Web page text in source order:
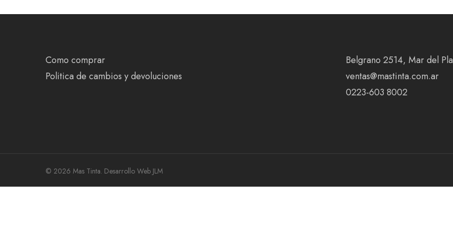
Como comprar
Politica de cambios y devoluciones
Belgrano 2514, Mar del
ventas@mastinta.com.ar
0223-603 8002
© 2026 Mas Tinta. Desarrollo Web JLM